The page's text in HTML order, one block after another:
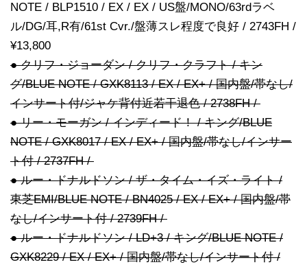
NOTE / BLP1510 / EX / EX / US盤/MONO/63rdラベ
ル/DG/耳,R有/61st Cvr./盤薄スレ程度で良好 / 2743FH /
¥13,800
● クリフ・ジョーダン / クリフ・クラフト / キン
グ/BLUE NOTE / GXK8113 / EX / EX+ / 国内盤/帯なし/
インサート付/ジャケ背付近若干退色 / 2738FH /
● リー・モーガン / インディード！ / キング/BLUE
NOTE / GXK8017 / EX / EX+ / 国内盤/帯なし/インサー
ト付 / 2737FH /
● ルー・ドナルドソン / ザ・タイム・イズ・ライト /
東芝EMI/BLUE NOTE / BN4025 / EX / EX+ / 国内盤/帯
なし/インサート付 / 2739FH /
● ルー・ドナルドソン / LD+3 / キング/BLUE NOTE /
GXK8229 / EX / EX+ / 国内盤/帯なし/インサート付 /